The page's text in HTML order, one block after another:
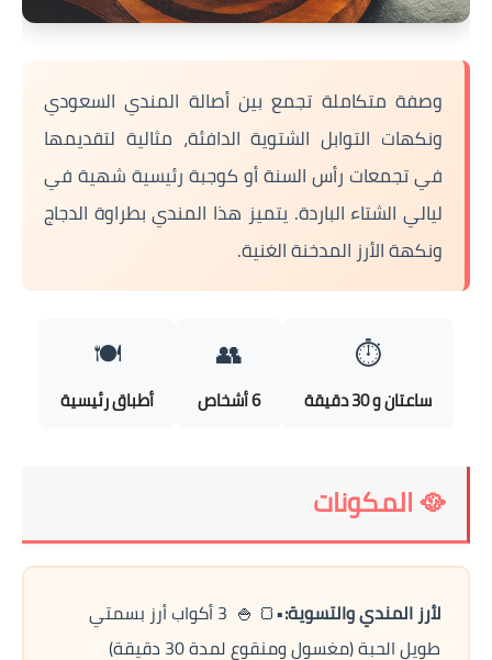
اطباق وأعياد
أطباق عيد الأضحي
سحور رمضان
مشروب وحلا
مشروبات
مواضيع ست البيت
كُتب وصفات مجاني
وصفة متكاملة تجمع بين أصالة المندي السعودي
ونكهات التوابل الشتوية الدافئة، مثالية لتقديمها
في تجمعات رأس السنة أو كوجبة رئيسية شهية في
ليالي الشتاء الباردة. يتميز هذا المندي بطراوة الدجاج
ونكهة الأرز المدخنة الغنية.
⏱️
ساعتان و 30 دقيقة
👥
6 أشخاص
🍽️
أطباق رئيسية
🥘 المكونات
لأرز المندي والتسوية:
طويل الحبة (مغسول ومنقوع لمدة 30 دقيقة)